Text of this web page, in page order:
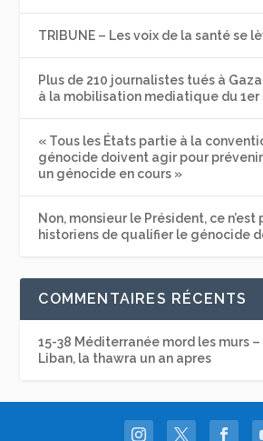
TRIBUNE – Les voix de la santé se
Plus de 210 journalistes tués à Gaza
à la mobilisation mediatique du
« Tous les États partie à la
génocide doivent agir pour
un génocide en cours »
Non, monsieur le Président, ce n’est
historiens de qualifier le génocide
COMMENTAIRES RÉCENTS
15-38 Méditerranée mord les murs –
Liban, la thawra un an apres